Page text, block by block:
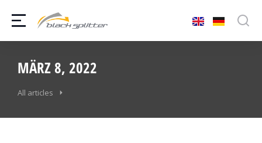
MÄRZ 8, 2022
All articles